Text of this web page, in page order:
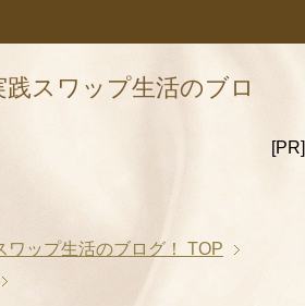
践スワップ生活のブロ
[PR]
ワップ生活のブログ！
TOP